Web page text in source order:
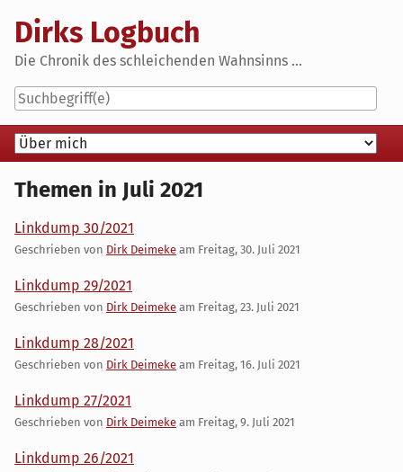
content
Dirks Logbuch
Die Chronik des schleichenden Wahnsinns ...
Navigation
Themen in Juli 2021
Linkdump 30/2021
Geschrieben von Dirk Deimeke am Freitag, 30. Juli 2021
Linkdump 29/2021
Geschrieben von Dirk Deimeke am Freitag, 23. Juli 2021
Linkdump 28/2021
Geschrieben von Dirk Deimeke am Freitag, 16. Juli 2021
Linkdump 27/2021
Geschrieben von Dirk Deimeke am Freitag, 9. Juli 2021
Linkdump 26/2021